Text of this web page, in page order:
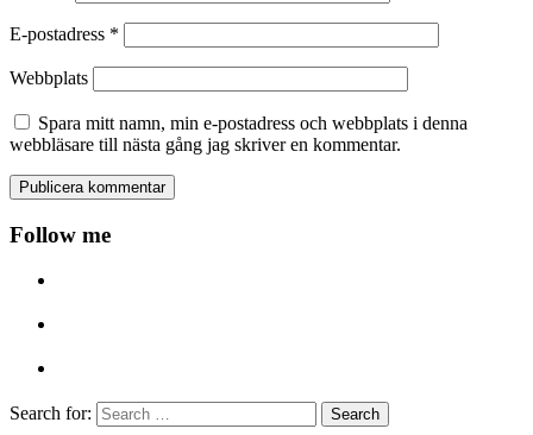
E-postadress *
Webbplats
Spara mitt namn, min e-postadress och webbplats i denna
webbläsare till nästa gång jag skriver en kommentar.
Follow me
Search for: